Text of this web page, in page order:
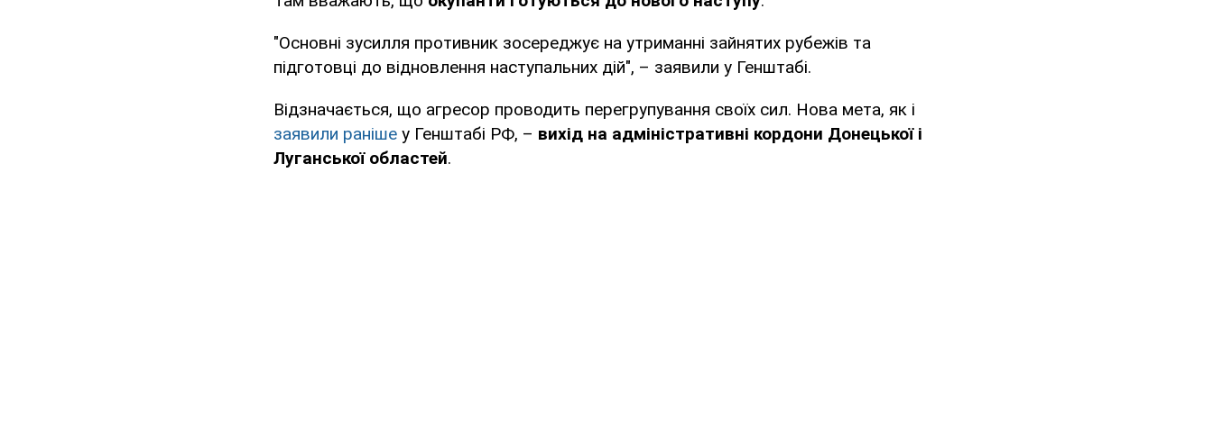
"Основні зусилля противник зосереджує на утриманні зайнятих рубежів та
підготовці до відновлення наступальних дій", – заявили у Генштабі.
Відзначається, що агресор проводить перегрупування своїх сил. Нова мета, як і
заявили раніше у Генштабі РФ, – вихід на адміністративні кордони Донецької і
Луганської областей.